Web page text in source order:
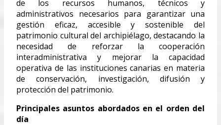
de los recursos humanos, técnicos y
administrativos necesarios para garantizar una
gestión eficaz, accesible y sostenible del
patrimonio cultural del archipiélago, destacando la
necesidad de reforzar la cooperación
interadministrativa y mejorar la capacidad
operativa de las instituciones canarias en materia
de conservación, investigación, difusión y
protección del patrimonio.
Principales asuntos abordados en el orden del
día